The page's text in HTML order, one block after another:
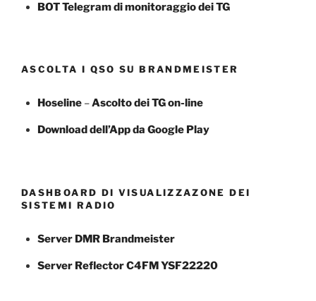
BOT Telegram di monitoraggio dei TG
ASCOLTA I QSO SU BRANDMEISTER
Hoseline–Ascolto dei TGon-line
Download dell’App da Google Play
DASHBOARD DI VISUALIZZAZONE DEI
SISTEMI RADIO
Server DMR Brandmeister
Server Reflector C4FM YSF22220